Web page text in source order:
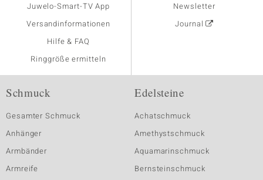
Juwelo-Smart-TV App
Versandinformationen
Hilfe & FAQ
Ringgröße ermitteln
Newsletter
Journal
Schmuck
Gesamter Schmuck
Anhänger
Armbänder
Armreife
Edelsteine
Achatschmuck
Amethystschmuck
Aquamarinschmuck
Bernsteinschmuck